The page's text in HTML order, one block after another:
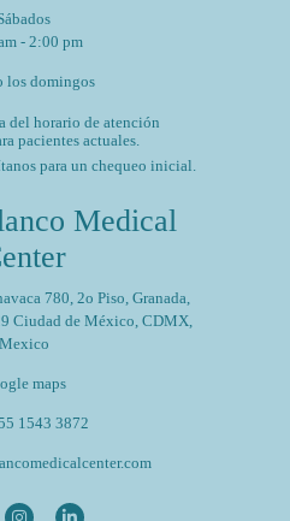
- 2:00 pm
los domingos
del horario de atención
pacientes actuales.
para un chequeo inicial.
Medical
780, 2o Piso, Granada,
Ciudad de México, CDMX,
Mexico
maps
1543 3872